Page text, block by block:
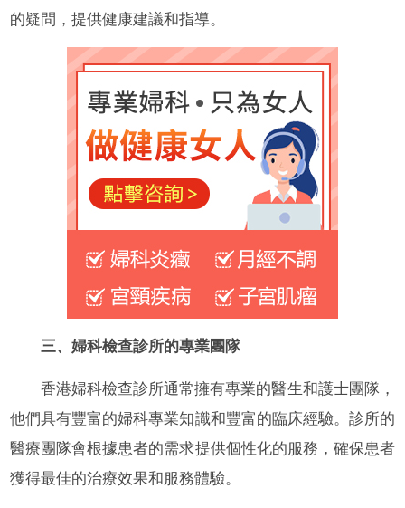
的疑問，提供健康建議和指導。
三、婦科檢查診所的專業團隊
香港婦科檢查診所通常擁有專業的醫生和護士團隊，
他們具有豐富的婦科專業知識和豐富的臨床經驗。診所的
醫療團隊會根據患者的需求提供個性化的服務，確保患者
獲得最佳的治療效果和服務體驗。